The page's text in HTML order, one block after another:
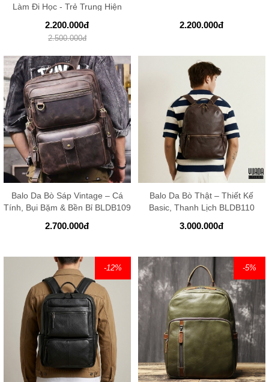
Làm Đi Học - Trẻ Trung Hiện
2.200.000đ
2.500.000đ
2.200.000đ
Balo Da Bò Sáp Vintage – Cá
Tính, Bụi Bặm & Bền Bỉ BLDB109
2.700.000đ
Balo Da Bò Thật – Thiết Kế
Basic, Thanh Lịch BLDB110
3.000.000đ
-12% -5%